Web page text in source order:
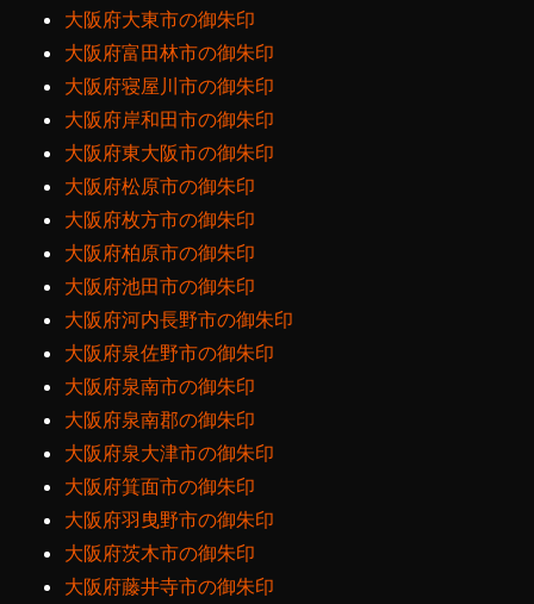
大阪府大東市の御朱印
大阪府富田林市の御朱印
大阪府寝屋川市の御朱印
大阪府岸和田市の御朱印
大阪府東大阪市の御朱印
大阪府松原市の御朱印
大阪府枚方市の御朱印
大阪府柏原市の御朱印
大阪府池田市の御朱印
大阪府河内長野市の御朱印
大阪府泉佐野市の御朱印
大阪府泉南市の御朱印
大阪府泉南郡の御朱印
大阪府泉大津市の御朱印
大阪府箕面市の御朱印
大阪府羽曳野市の御朱印
大阪府茨木市の御朱印
大阪府藤井寺市の御朱印